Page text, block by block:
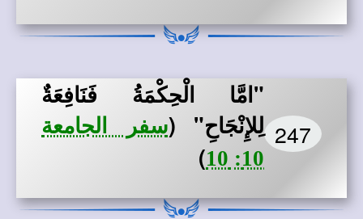
247
"امَّا الْحِكْمَةُ فَنَافِعَةٌ
لِلإِنْجَاحِ" (سفر الجامعة
10: 10
)